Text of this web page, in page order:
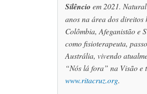
Silêncio em 2021.
anos na área dos
Colômbia, Afeganistão e
como fisioterapeuta,
Austrália, vivendo
“Nós lá fora” na Visão e
www.ritacruz.org.